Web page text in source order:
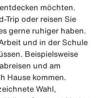
möchten.
Trip oder reisen Sie
gerne ruhiger haben.
und in der Schule
Beispielsweise
und am
Hause kommen.
Wahl,